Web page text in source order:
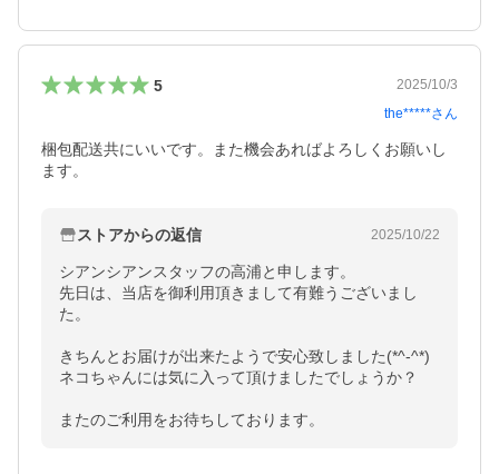
5
2025/10/3
the*****さん
梱包配送共にいいです。また機会あればよろしくお願いし
ます。
ストアからの返信 2025/10/22
シアンシアンスタッフの高浦と申します。
先日は、当店を御利用頂きまして有難うございまし
た。
きちんとお届けが出来たようで安心致しました(*^-^*)
ネコちゃんには気に入って頂けましたでしょうか？
またのご利用をお待ちしております。